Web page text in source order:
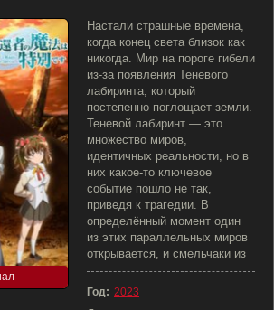
Настали страшные времена,
когда конец света близок как
никогда. Мир на пороге гибели
из-за появления Теневого
лабиринта, который
постепенно поглощает земли.
Теневой лабиринт — это
множество миров,
идентичных реальности, но в
них какое-то ключевое
событие пошло не так,
приведя к трагедии. В
определённый момент один
из этих параллельных миров
открывается, и смельчаки из
Год: 2023